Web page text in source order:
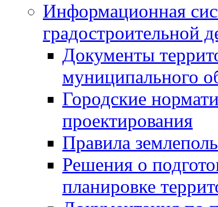
Информационная
градостроительной
Документы
муниципального
Городские
проектирования
Правила
Решения о
планировке